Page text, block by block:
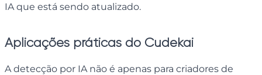
IA que está sendo atualizado.
Aplicações práticas do Cudekai
A detecção por IA não é apenas para criadores de